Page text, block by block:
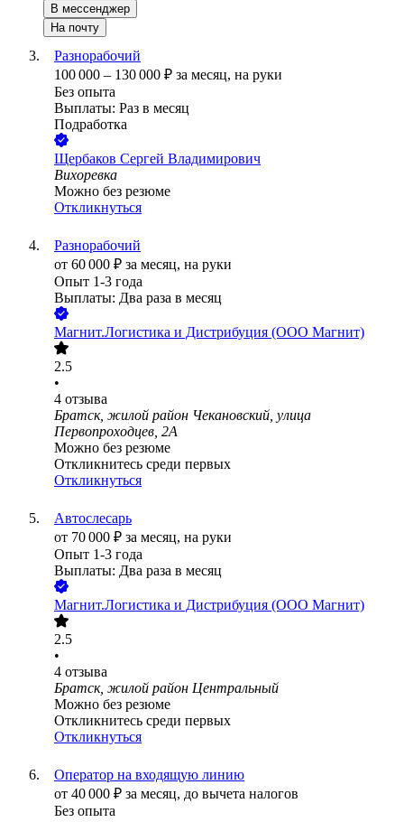
В мессенджер
На почту
Разнорабочий
100 000 – 130 000 ₽ за месяц, на руки
Без опыта
Выплаты: Раз в месяц
Подработка
Щербаков Сергей Владимирович
Вихоревка
Можно без резюме
Откликнуться
Разнорабочий
от 60 000 ₽ за месяц, на руки
Опыт 1-3 года
Выплаты: Два раза в месяц
Магнит.Логистика и Дистрибуция (ООО Магнит)
2.5
•
4 отзыва
Братск, жилой район Чекановский, улица
Первопроходцев, 2А
Можно без резюме
Откликнитесь среди первых
Откликнуться
Автослесарь
от 70 000 ₽ за месяц, на руки
Опыт 1-3 года
Выплаты: Два раза в месяц
Магнит.Логистика и Дистрибуция (ООО Магнит)
2.5
•
4 отзыва
Братск, жилой район Центральный
Можно без резюме
Откликнитесь среди первых
Откликнуться
Оператор на входящую линию
от 40 000 ₽ за месяц, до вычета налогов
Без опыта